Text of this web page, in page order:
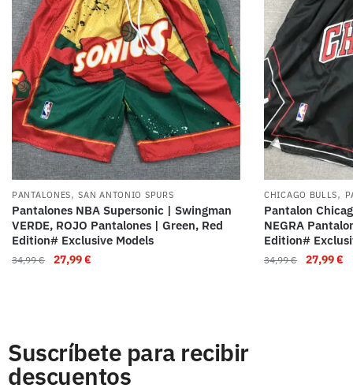
PANTALONES,SAN ANTONIO SPURS
Pantalones NBA Supersonic | Swingman
VERDE, ROJO Pantalones | Green, Red
Edition# Exclusive Models
34,99€ 27,99€
CHICAGO BULLS,
Pantalon
NEGRA
Edition#
34,99€ 27,99€
Suscríbete para recibir
descuentos